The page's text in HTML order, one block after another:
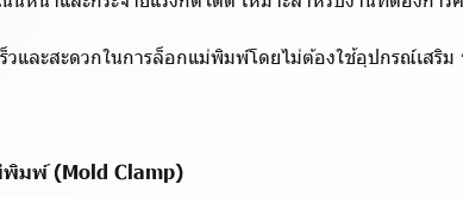
และสะดวกในการล็อกแม่พิมพ์โดยไม่ต้องใช้อุปกรณ์เสริม
พิมพ์ (Mold Clamp)